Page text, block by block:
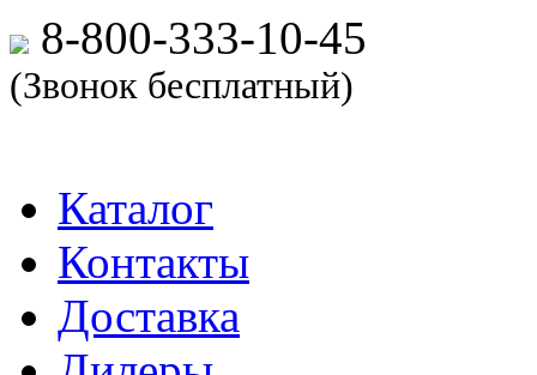
8-800-333-10-45
(Звонок бесплатный)
Каталог
Контакты
Доставка